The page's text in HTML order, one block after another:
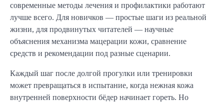
современные методы лечения и профилактики работают
лучше всего. Для новичков — простые шаги из реальной
жизни, для продвинутых читателей — научные
объяснения механизма мацерации кожи, сравнение
средств и рекомендации под разные сценарии.
Каждый шаг после долгой прогулки или тренировки
может превращаться в испытание, когда нежная кожа
внутренней поверхности бёдер начинает гореть. Но